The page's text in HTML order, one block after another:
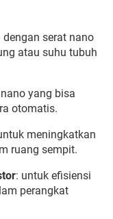
dengan serat nano
atau suhu tubuh
nano yang bisa
otomatis.
meningkatkan
ruang sempit.
: untuk efisiensi
perangkat